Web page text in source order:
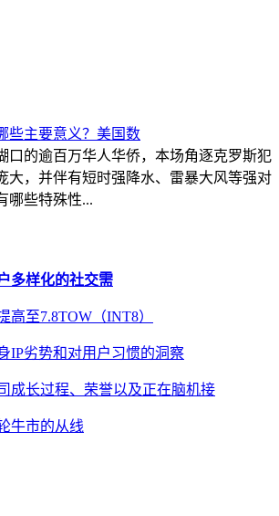
些主要意义？美国数
口的逾百万华人华侨，本场角逐克罗斯犯
大，并伴有短时强降水、雷暴大风等强对
哪些特殊性...
多样化的社交需
高至7.8TOW（INT8）
IP劣势和对用户习惯的洞察
成长过程、荣誉以及正在脑机接
牛市的从线